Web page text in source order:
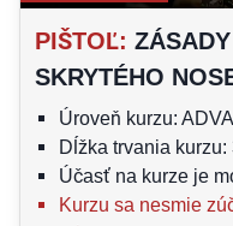
PIŠTOĽ:
SKRYTÉHO
Úroveň kurzu:
Dĺžka trvania kurzu:
Účasť na kurze je
Kurzu sa nesmie